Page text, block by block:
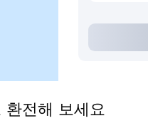
전해 보세요